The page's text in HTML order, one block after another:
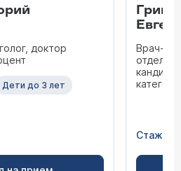
доктор
Дети до 3 лет
Врач-
Стаж 32